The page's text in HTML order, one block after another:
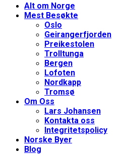
Alt om Norge
Mest Besøkte
Oslo
Geirangerfjorden
Preikestolen
Trolltunga
Bergen
Lofoten
Nordkapp
Tromsø
Om Oss
Lars Johansen
Kontakta oss
Integritetspolicy
Norske Byer
Blog